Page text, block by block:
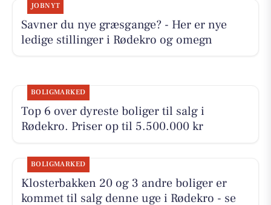
JOBNYT
Savner du nye græsgange? - Her er nye
ledige stillinger i Rødekro og omegn
BOLIGMARKED
Top 6 over dyreste boliger til salg i
Rødekro. Priser op til 5.500.000 kr
BOLIGMARKED
Klosterbakken 20 og 3 andre boliger er
kommet til salg denne uge i Rødekro - se